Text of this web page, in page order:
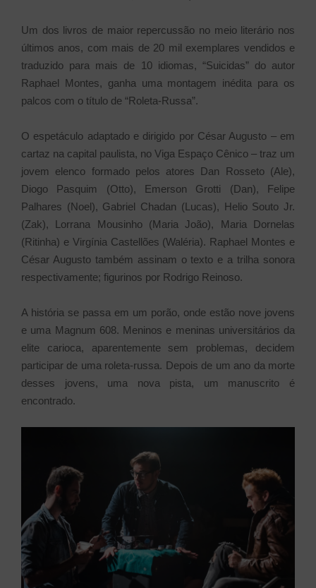
Um dos livros de maior repercussão no meio literário nos
últimos anos, com mais de 20 mil exemplares vendidos e
traduzido para mais de 10 idiomas, “Suicidas” do autor
Raphael Montes, ganha uma montagem inédita para os
palcos com o título de “Roleta-Russa”.
O espetáculo adaptado e dirigido por César Augusto – em
cartaz na capital paulista, no Viga Espaço Cênico – traz um
jovem elenco formado pelos atores Dan Rosseto (Ale),
Diogo Pasquim (Otto), Emerson Grotti (Dan), Felipe
Palhares (Noel), Gabriel Chadan (Lucas), Helio Souto Jr.
(Zak), Lorrana Mousinho (Maria João), Maria Dornelas
(Ritinha) e Virgínia Castellões (Waléria). Raphael Montes e
César Augusto também assinam o texto e a trilha sonora
respectivamente; figurinos por Rodrigo Reinoso.
A história se passa em um porão, onde estão nove jovens
e uma Magnum 608. Meninos e meninas universitários da
elite carioca, aparentemente sem problemas, decidem
participar de uma roleta-russa. Depois de um ano da morte
desses jovens, uma nova pista, um manuscrito é
encontrado.